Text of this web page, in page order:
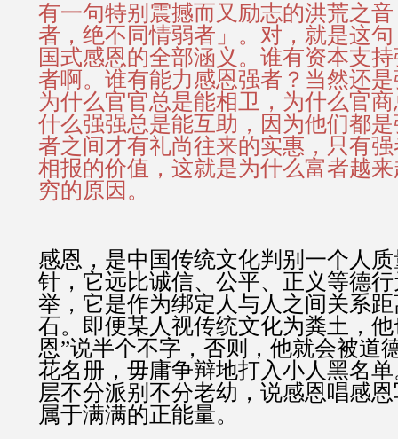
有一句特别震撼而又励志的洪荒之
者，绝不同情弱者」。对，就是这
国式感恩的全部涵义。谁有资本支
者啊。谁有能力感恩强者？当然还
为什么官官总是能相卫，为什么官
什么强强总是能互助，因为他们都
者之间才有礼尚往来的实惠，只有
相报的价值，这就是为什么富者越
穷的原因。
感恩，是中国传统文化判别一个人
针，它远比诚信、公平、正义等德
举，它是作为绑定人与人之间关系
石。即便某人视传统文化为粪土，
恩”说半个不字，否则，他就会被道
花名册，毋庸争辩地打入小人黑名
层不分派别不分老幼，说感恩唱感
属于满满的正能量。